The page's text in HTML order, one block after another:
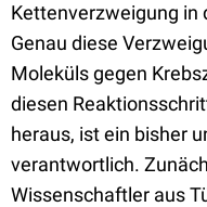
Kettenverzweigung in
Genau diese
Moleküls gegen
diesen
heraus, ist ein bisher
verantwortlich.
Wissenschaftler aus